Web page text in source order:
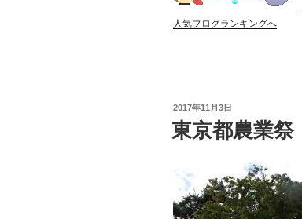
人気ブログランキングへ
投
稿
日:
2017年11月3日
東京都農業